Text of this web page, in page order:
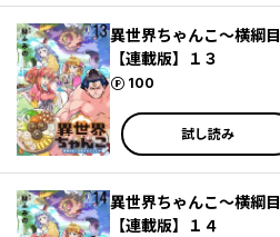
異世界ちゃんこ～横綱
【連載版】１３
100
ポイント
試し読み
異世界ちゃんこ～横綱
【連載版】１４